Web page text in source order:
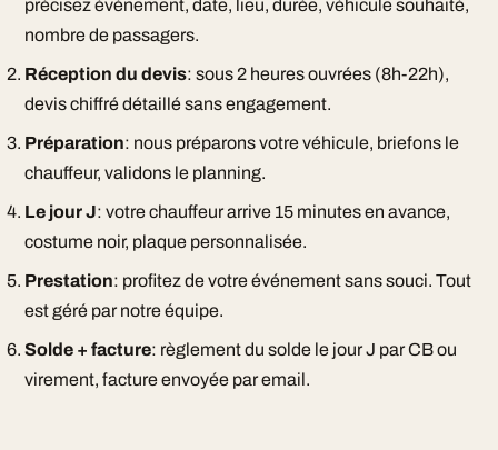
précisez événement, date, lieu, durée, véhicule souhaité,
nombre de passagers.
Réception du devis: sous 2 heures ouvrées (8h-22h),
devis chiffré détaillé sans engagement.
Préparation: nous préparons votre véhicule, briefons le
chauffeur, validons le planning.
Le jour J: votre chauffeur arrive 15 minutes en avance,
costume noir, plaque personnalisée.
Prestation: profitez de votre événement sans souci. Tout
est géré par notre équipe.
Solde + facture: règlement du solde le jour J par CB ou
virement, facture envoyée par email.